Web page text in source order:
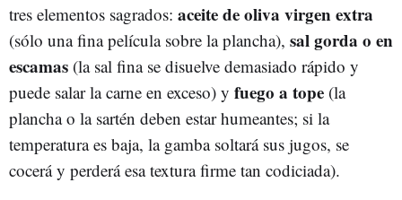
tres elementos sagrados: aceite de oliva virgen extra
(sólo una fina película sobre la plancha), sal gorda o en
escamas (la sal fina se disuelve demasiado rápido y
puede salar la carne en exceso) y fuego a tope (la
plancha o la sartén deben estar humeantes; si la
temperatura es baja, la gamba soltará sus jugos, se
cocerá y perderá esa textura firme tan codiciada).